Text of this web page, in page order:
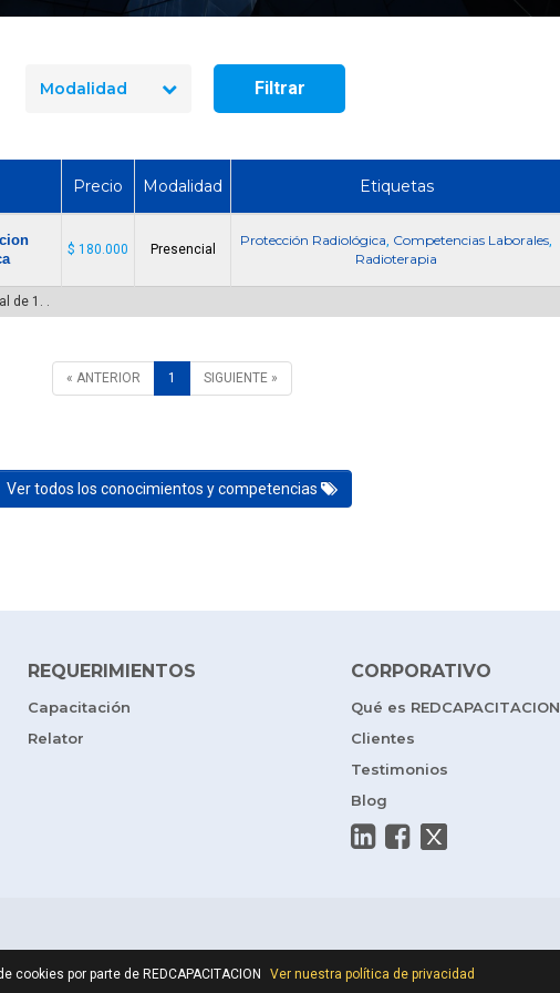
Modalidad Filtrar
Precio Modalidad Etiquetas
$ 180.000 Presencial
Protección Radiológica, Competencias Laborales,
Radioterapia
de 1. .
« ANTERIOR 1 SIGUIENTE »
Ver todos los conocimientos y competencias
REQUERIMIENTOS
Capacitación
Relator
CORPORATIVO
Qué es REDCAPACITACION
Clientes
Testimonios
Blog
por parte de REDCAPACITACION Ver nuestra política de privacidad